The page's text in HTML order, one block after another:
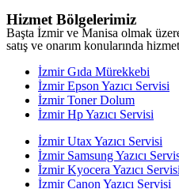
Hizmet Bölgelerimiz
Başta İzmir ve Manisa olmak
satış ve onarım konularında
İzmir Gıda Mürekkebi
İzmir Epson Yazıcı Servisi
İzmir Toner Dolum
İzmir Hp Yazıcı Servisi
İzmir Utax Yazıcı Servisi
İzmir Samsung Yazıcı
İzmir Kyocera Yazıcı Servisi
İzmir Canon Yazıcı Servisi